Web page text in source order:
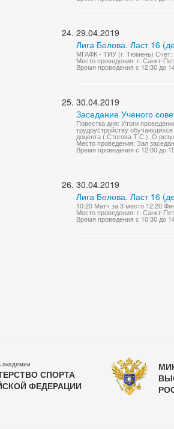
29.04.2019
Лига Белова. Ласт 16
МГАФК - ТИУ (г. Тюмень) Счет:
Место проведения: г. Санкт-
Время проведения с 12:30 до
30.04.2019
Заседание Ученого
Повестка дня: Итоги
трудоустройству
доцента ( Стогова Т.С.). О
Место проведения: Зал
Время проведения с 12:00 до
30.04.2019
Лига Белова. Ласт 16
10:20 Матч за 3 место 12:20
Место проведения: г. Санкт-
Время проведения с 10:30 до
академии
СПОРТА
ФЕДЕРАЦИИ